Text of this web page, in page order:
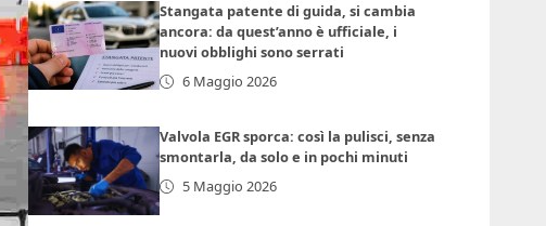
Stangata patente di guida, si cambia
ancora: da quest’anno è ufficiale, i
nuovi obblighi sono serrati
6 Maggio 2026
Valvola EGR sporca: così la pulisci, senza
smontarla, da solo e in pochi minuti
5 Maggio 2026